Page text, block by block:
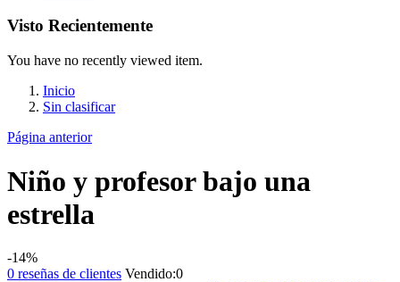
Visto Recientemente
You have no recently viewed item.
Inicio
Sin clasificar
Página anterior
Niño y profesor bajo una
estrella
-14%
0 reseñas de clientes Vendido:0